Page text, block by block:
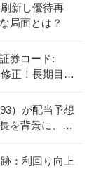
新し優待再
局面とは？
券コード:
正！長期目線
）が配当予想
を背景に、還
：利回り向上